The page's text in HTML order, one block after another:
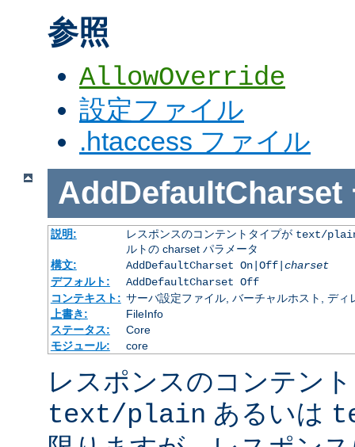
参照
AllowOverride
設定ファイル
.htaccess ファイル
AddDefaultCharset
説明: レスポンスのコンテントタイプが text/
ルトの charset パラメータ
構文:
AddDefaultCharset On|Off| charset
デフォルト:
AddDefaultCharset Off
コンテキスト: サーバ設定ファイル, バーチャルホスト, ディ
上書き:
FileInfo
ステータス:
Core
モジュール:
core
レスポンスのコンテン
text/plain あるいは